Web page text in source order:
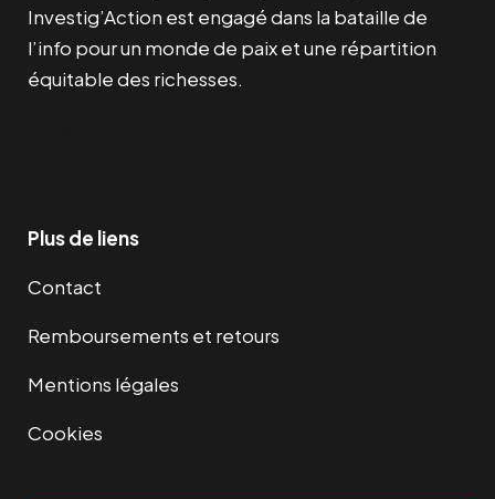
Investig’Action est engagé dans la bataille de
l’info pour un monde de paix et une répartition
équitable des richesses.
Plus de liens
Contact
Remboursements et retours
Mentions légales
Cookies